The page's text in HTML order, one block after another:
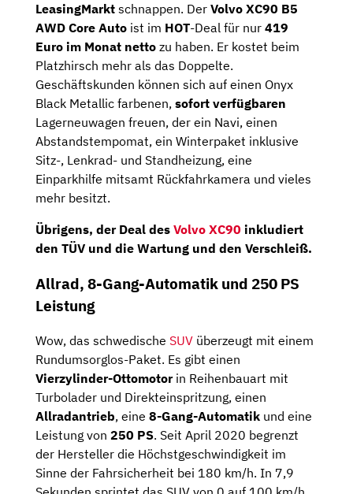
LeasingMarkt schnappen. Der Volvo XC90 B5
AWD Core Auto ist im HOT-Deal für nur 419
Euro im Monat netto zu haben. Er kostet beim
Platzhirsch mehr als das Doppelte.
Geschäftskunden können sich auf einen Onyx
Black Metallic farbenen, sofort verfügbaren
Lagerneuwagen freuen, der ein Navi, einen
Abstandstempomat, ein Winterpaket inklusive
Sitz-, Lenkrad- und Standheizung, eine
Einparkhilfe mitsamt Rückfahrkamera und vieles
mehr besitzt.
Übrigens, der Deal des Volvo XC90 inkludiert
den TÜV und die Wartung und den Verschleiß.
Allrad, 8-Gang-Automatik und 250 PS
Leistung
Wow, das schwedische SUV überzeugt mit einem
Rundumsorglos-Paket. Es gibt einen
Vierzylinder-Ottomotorin Reihenbauart mit
Turbolader und Direkteinspritzung, einen
Allradantrieb, eine 8-Gang-Automatik und eine
Leistung von 250 PS. Seit April 2020 begrenzt
der Hersteller die Höchstgeschwindigkeit im
Sinne der Fahrsicherheit bei 180 km/h. In 7,9